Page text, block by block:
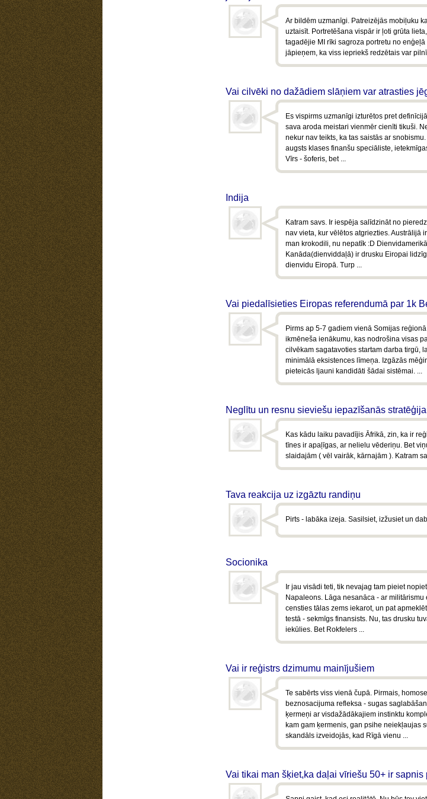
Ar bildēm uzmanīgi. Patreizējās mobiļuku
uztaisīt. Portretēšana vispār ir ļoti grūta
tagadējie MI rīki sagroza portretu no
jāpieņem, ka viss iepriekš redzētais var
Vai cilvēki no dažādiem slāņiem var atrasties
Es vispirms uzmanīgi izturētos pret
sava aroda meistari vienmēr cienīti tikuši.
nekur nav teikts, ka tas saistās ar
augsts klases finanšu speciāliste,
Vīrs - šoferis, bet ...
Indija
Katram savs. Ir iespēja salīdzināt no
nav vieta, kur vēlētos atgriezties. Austrālijā
man krokodili, nu nepatīk :D
Kanāda(dienviddaļā) ir drusku Eiropai
dienvidu Eiropā. Turp ...
Vai piedalīsieties Eiropas referendumā par 1k
Pirms ap 5-7 gadiem vienā Somijas
ikmēneša ienākumu, kas nodrošina visas
cilvēkam sagatavoties startam darba tirgū,
minimālā eksistences līmeņa. Izgāzās
pieteicās ljauni kandidāti šādai sistēmai. ...
Neglītu un resnu sieviešu iepazīšanās
Kas kādu laiku pavadījis Āfrikā, zin, ka ir
tīnes ir apaļīgas, ar nelielu vēderiņu. Bet
slaidajām ( vēl vairāk, kārnajām ). Katram
Tava reakcija uz izgāztu randiņu
Pirts - labāka izeja. Sasilsiet, izžusiet un
Socionika
Ir jau visādi teti, tik nevajag tam pieiet
Napaleons. Lāga nesanāca - ar
censties tālas zems iekarot, un pat
testā - sekmīgs finansists. Nu, tas drusku
iekūlies. Bet Rokfelers ...
Vai ir reģistrs dzimumu mainījušiem
Te sabērts viss vienā čupā. Pirmais,
beznosacijuma refleksa - sugas
ķermeņi ar visdažādākajiem instinktu
kam gam ķermenis, gan psihe neiekļaujas
skandāls izveidojās, kad Rīgā vienu ...
Vai tikai man šķiet,ka daļai vīriešu 50+ ir sapnis